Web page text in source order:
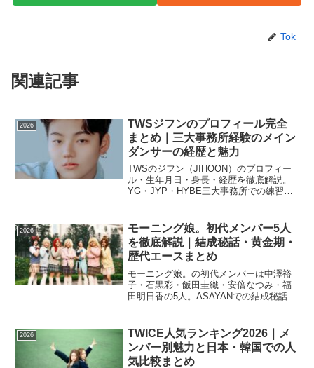
Tok
関連記事
2026
TWSジフンのプロフィール完全
まとめ｜三大事務所経験のメイン
ダンサーの経歴と魅力
TWSのジフン（JIHOON）のプロフィー
ル・生年月日・身長・経歴を徹底解説。
YG・JYP・HYBE三大事務所での練習生
もわかりやすくまとめました。
2026
モーニング娘。初代メンバー5人
を徹底解説｜結成秘話・黄金期・
歴代エースまとめ
モーニング娘。の初代メンバーは中澤裕
子・石黒彩・飯田圭織・安倍なつみ・福
田明日香の5人。ASAYANでの結成秘話、
す。
2026
TWICE人気ランキング2026｜メ
ンバー別魅力と日本・韓国での人
気比較まとめ